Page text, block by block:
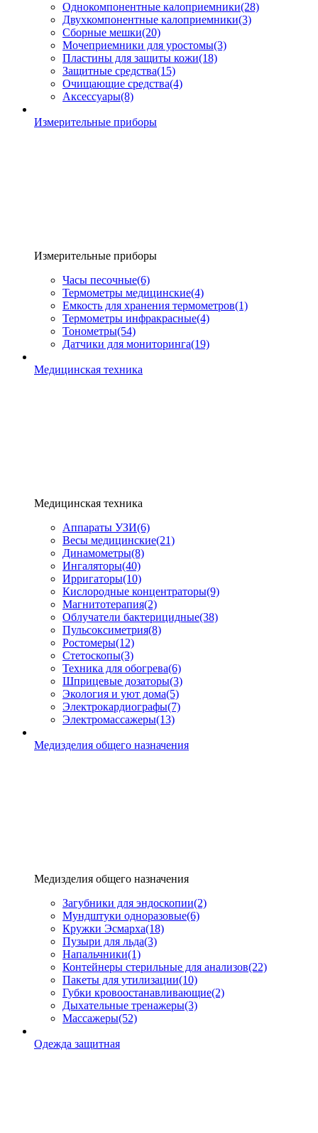
Однокомпонентные калоприемники(28)
Двухкомпонентные калоприемники(3)
Сборные мешки(20)
Мочеприемники для уростомы(3)
Пластины для защиты кожи(18)
Защитные средства(15)
Очищающие средства(4)
Аксессуары(8)
Измерительные приборы
Измерительные приборы
Часы песочные(6)
Термометры медицинские(4)
Емкость для хранения термометров(1)
Термометры инфракрасные(4)
Тонометры(54)
Датчики для мониторинга(19)
Медицинская техника
Медицинская техника
Аппараты УЗИ(6)
Весы медицинские(21)
Динамометры(8)
Ингаляторы(40)
Ирригаторы(10)
Кислородные концентраторы(9)
Магнитотерапия(2)
Облучатели бактерицидные(38)
Пульсоксиметрия(8)
Ростомеры(12)
Стетоскопы(3)
Техника для обогрева(6)
Шприцевые дозаторы(3)
Экология и уют дома(5)
Электрокардиографы(7)
Электромассажеры(13)
Медизделия общего назначения
Медизделия общего назначения
Загубники для эндоскопии(2)
Мундштуки одноразовые(6)
Кружки Эсмарха(18)
Пузыри для льда(3)
Напальчники(1)
Контейнеры стерильные для анализов(22)
Пакеты для утилизации(10)
Губки кровоостанавливающие(2)
Дыхательные тренажеры(3)
Массажеры(52)
Одежда защитная